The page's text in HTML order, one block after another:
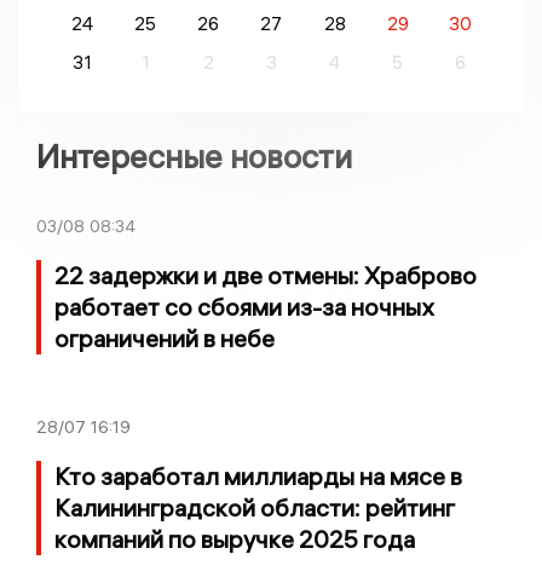
24
25 26 27 28 29
30
31
1 2 3 4 5 6
Интересные новости
03/08 08:34
22 задержки и две отмены: Храброво
работает со сбоями из-за ночных
ограничений в небе
28/07 16:19
Кто заработал миллиарды на мясе в
Калининградской области: рейтинг
компаний по выручке 2025 года